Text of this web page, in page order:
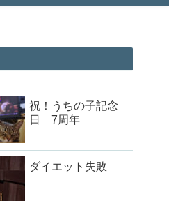
祝！うちの子記念
日 7周年
ダイエット失敗